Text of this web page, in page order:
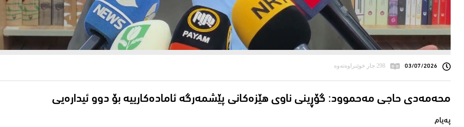
03/07/2026 298 جار خوێنراوەتەوە
محەمەدی حاجی مەحموود: گۆڕینی ناوی هێزەكانی پێشمەرگە ئامادەكارییە بۆ دوو ئیدارەیی
پەیام